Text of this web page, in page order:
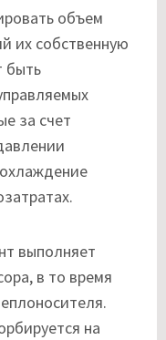
объем
их собственную
быть
за счет
выполняет
в то время
на